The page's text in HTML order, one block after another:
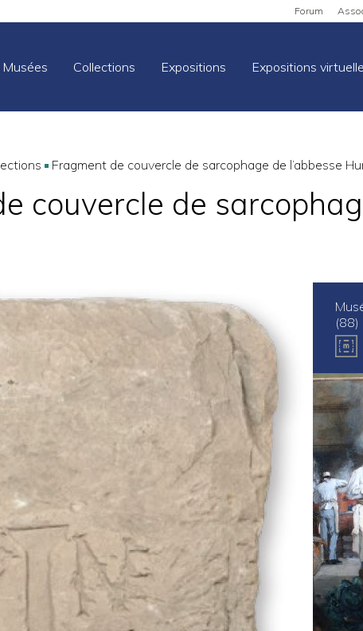
Forum
Musées Collections Expositions Expositions
Fragment de couvercle de sarcophage de l’abbesse
couvercle de
(88)